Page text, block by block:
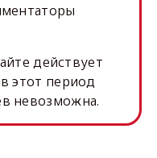
действует
этот период
невозможна.